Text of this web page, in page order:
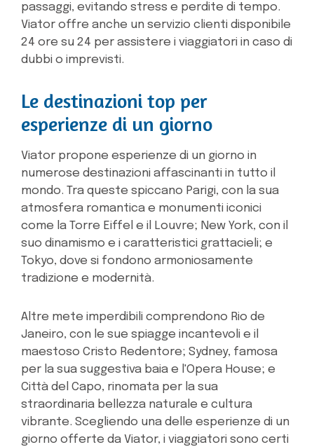
passaggi, evitando stress e perdite di tempo.
Viator offre anche un servizio clienti disponibile
24 ore su 24 per assistere i viaggiatori in caso di
dubbi o imprevisti.
Le destinazioni top per
esperienze di un giorno
Viator propone esperienze di un giorno in
numerose destinazioni affascinanti in tutto il
mondo. Tra queste spiccano Parigi, con la sua
atmosfera romantica e monumenti iconici
come la Torre Eiffel e il Louvre; New York, con il
suo dinamismo e i caratteristici grattacieli; e
Tokyo, dove si fondono armoniosamente
tradizione e modernità.
Altre mete imperdibili comprendono Rio de
Janeiro, con le sue spiagge incantevoli e il
maestoso Cristo Redentore; Sydney, famosa
per la sua suggestiva baia e l'Opera House; e
Città del Capo, rinomata per la sua
straordinaria bellezza naturale e cultura
vibrante. Scegliendo una delle esperienze di un
giorno offerte da Viator, i viaggiatori sono certi